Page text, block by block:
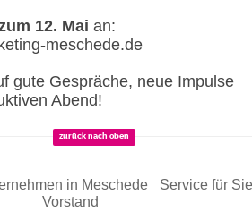
12. Mai an:
meschede.de
gute Gespräche, neue Impulse
Abend!
zurück nach oben
in Meschede
Service für Sie
Vorstand